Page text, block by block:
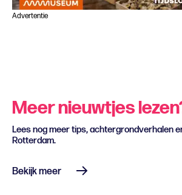
Advertentie
Meer nieuwtjes
Lees nog meer tips, achtergrondverhalen
Rotterdam.
Bekijk meer